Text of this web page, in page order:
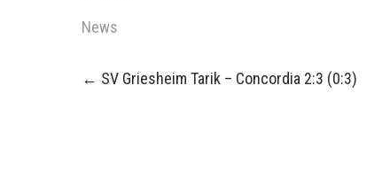
News
Post
← SV Griesheim Tarik – Concordia 2:3 (0:3)